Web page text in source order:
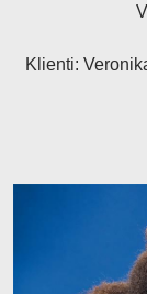
Klienti: